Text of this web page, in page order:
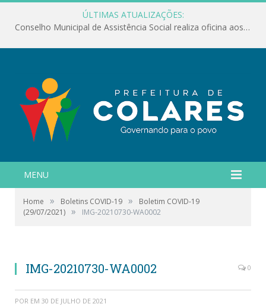
ÚLTIMAS ATUALIZAÇÕES:
Conselho Municipal de Assistência Social realiza oficina aos servidores
MENU
Home » Boletins COVID-19 »
Boletim COVID-19
(29/07/2021) » IMG-20210730-WA0002
IMG-20210730-WA0002 0
POR EM 30 DE JULHO DE 2021